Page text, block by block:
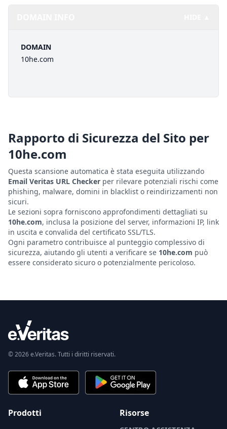
DOMAIN
10he.com
Rapporto di Sicurezza del Sito per
10he.com
Questa scansione automatica è stata eseguita utilizzando
Email Veritas URL Checker per rilevare potenziali rischi come
phishing, malware, domini in blacklist o reindirizzamenti non
sicuri.
Le sezioni sopra forniscono approfondimenti dettagliati su
10he.com, inclusa la posizione del server, informazioni IP, link
in uscita e convalida del certificato SSL/TLS.
Ogni parametro contribuisce al punteggio complessivo di
sicurezza, aiutando gli utenti a verificare se 10he.com può
essere considerato sicuro o potenzialmente pericoloso.
© 2026 e.Veritas. Tutti i diritti riservati.
Prodotti Risorse